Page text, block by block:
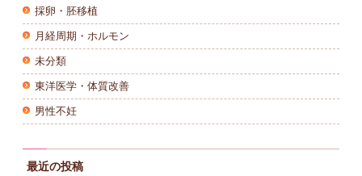
採卵・胚移植
月経周期・ホルモン
未分類
東洋医学・体質改善
男性不妊
最近の投稿